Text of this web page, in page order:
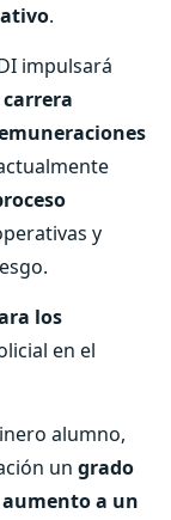
.
impulsará
y
los
en el
alumno,
un grado
a un